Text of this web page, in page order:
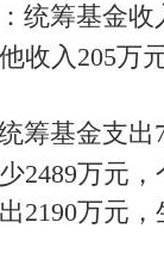
统筹基金
入205万
筹基金支
2489万元
万元